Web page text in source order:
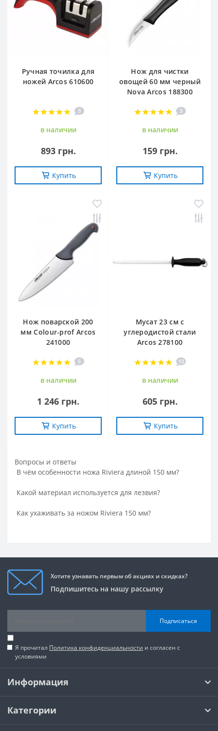
Ручная точилка для
ножей Arcos 610600
3
в наличии
893 грн.
Купить
Нож для чистки
овощей 60 мм черный
Nova Arcos 188300
3
в наличии
159 грн.
Купить
Нож поварской 200
мм Сolour-prof Arcos
241000
5
в наличии
1 246 грн.
Купить
Мусат 23 см с
углеродистой стали
Arcos 278100
13
в наличии
605 грн.
Купить
Вопросы и ответы
В чём особенности ножа Riviera длиной 150 мм?
Какой материал используется для лезвия?
Как ухаживать за ножом Riviera 150 мм?
Хотите узнавать первым об акциях и скидках?
Подпишитесь на нашу рассылку
Подписаться
Я прочитал Политика конфиденциальности и согласен с
условиями
Информация
Категории